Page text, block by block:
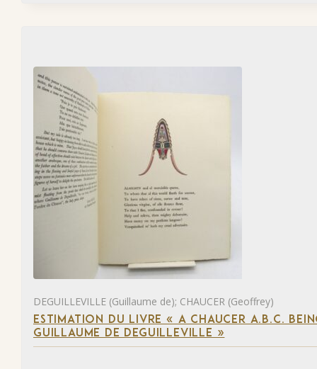
DEGUILLEVILLE (Guillaume de); CHAUCER (Geoffrey)
ESTIMATION DU LIVRE « A CHAUCER A.B.C.
GUILLAUME DE DEGUILLEVILLE »